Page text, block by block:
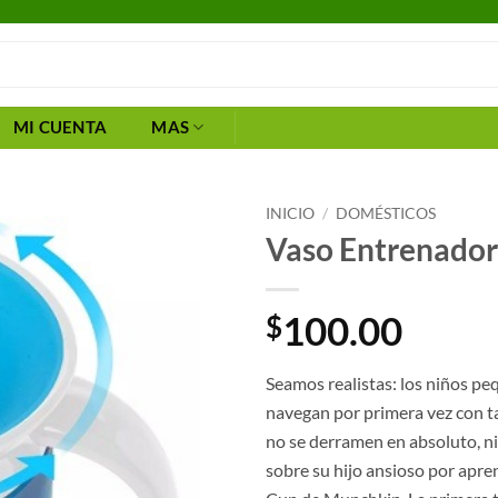
MI CUENTA MAS
INICIO / DOMÉSTICOS
Vaso
$100.00
Seamos realistas: los niños
navegan por primera vez con
no se derramen en absoluto,
sobre su hijo ansioso por